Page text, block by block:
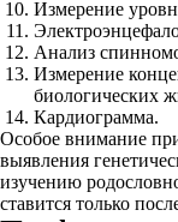
Измерение
Анализ
Измерение
биологических
Кардиограмма.
Особое внимание
выявления
изучению
ставится только